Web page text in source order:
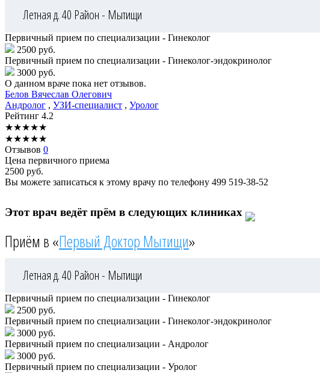
Летная д. 40 Район - Мытищи
Первичный прием по специализации - Гинеколог
2500 руб.
Первичный прием по специализации - Гинеколог-эндокринолог
3000 руб.
О данном враче пока нет отзывов.
Белов Вячеслав Олегович
Андролог , УЗИ-специалист , Уролог
Рейтинг 4.2
★★★★★
★★★★★
Отзывов 0
Цена первичного приема
2500 руб.
Вы можете записаться к этому врачу по телефону 499 519-38-52
Этот врач ведёт прём в следующих клиниках
Приём в «Первый Доктор Мытищи»
Летная д. 40 Район - Мытищи
Первичный прием по специализации - Гинеколог
2500 руб.
Первичный прием по специализации - Гинеколог-эндокринолог
3000 руб.
Первичный прием по специализации - Андролог
3000 руб.
Первичный прием по специализации - Уролог